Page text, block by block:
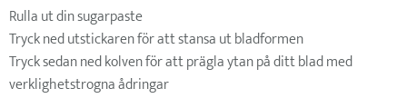
Rulla ut din sugarpaste
Tryck ned utstickaren för att stansa ut bladformen
Tryck sedan ned kolven för att prägla ytan på ditt blad med
verklighetstrogna ådringar